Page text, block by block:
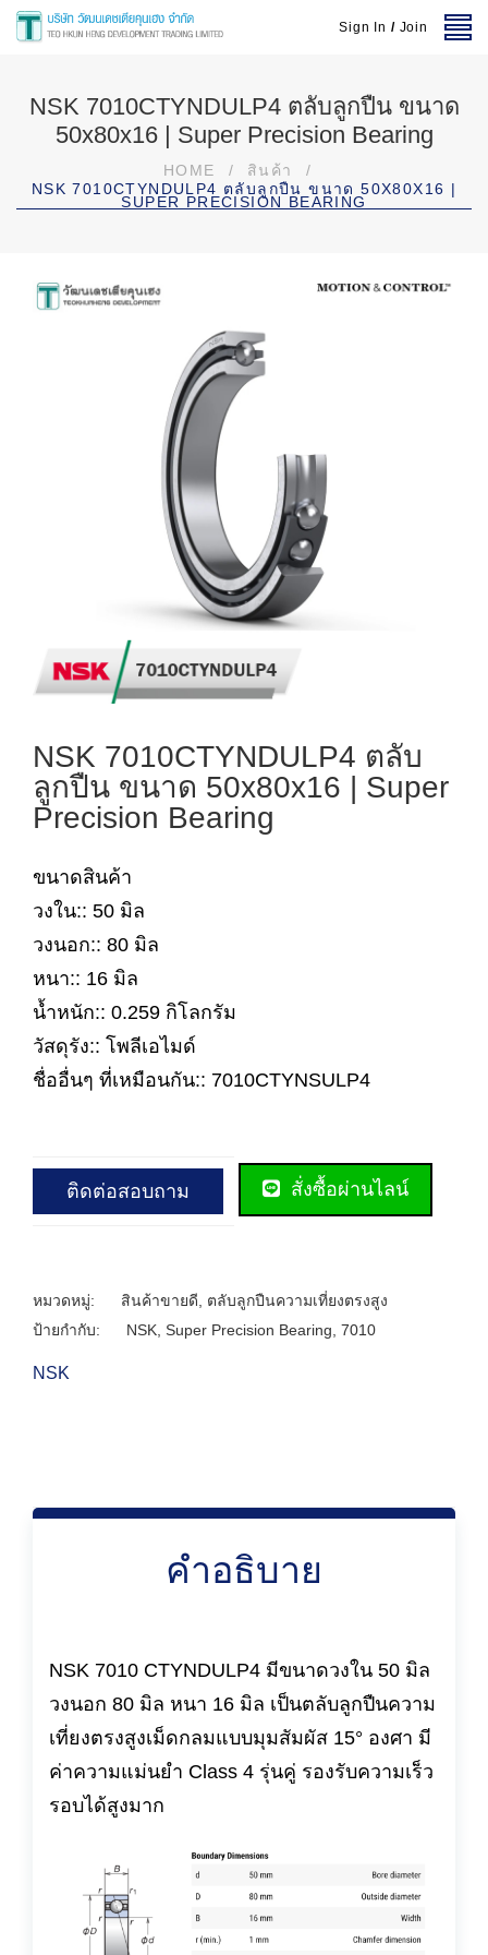
Sign In / Join
NSK 7010CTYNDULP4 ตลับลูกปืน ขนาด
50x80x16 | Super Precision Bearing
HOME / สินค้า
/
NSK 7010CTYNDULP4 ตลับลูกปืน ขนาด 50X80X16 |
SUPER PRECISION BEARING
NSK 7010CTYNDULP4 ตลับ
ลูกปืน ขนาด 50x80x16 | Super
Precision Bearing
ขนาดสินค้า
วงใน:: 50 มิล
วงนอก:: 80 มิล
หนา:: 16 มิล
น้ำหนัก:: 0.259 กิโลกรัม
วัสดุรัง:: โพลีเอไมด์
ชื่ออื่นๆ ที่เหมือนกัน:: 7010CTYNSULP4
ติดต่อสอบถาม สั่งซื้อผ่านไลน์
หมวดหมู่: สินค้าขายดี
ตลับลูกปืนความเที่ยงตรงสูง
ป้ายกำกับ:
NSK Super Precision Bearing 7010
NSK
คำอธิบาย
NSK 7010 CTYNDULP4 มีขนาดวงใน 50 มิล
วงนอก 80 มิล หนา 16 มิล เป็นตลับลูกปืนความ
เที่ยงตรงสูงเม็ดกลมแบบมุมสัมผัส 15° องศา มี
ค่าความแม่นยำ Class 4 รุ่นคู่ รองรับความเร็ว
รอบได้สูงมาก